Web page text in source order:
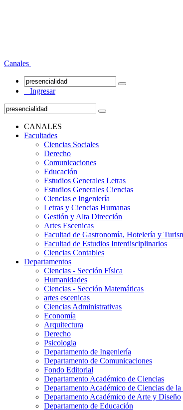
Canales
Ingresar
CANALES
Facultades
Ciencias Sociales
Derecho
Comunicaciones
Educación
Estudios Generales Letras
Estudios Generales Ciencias
Ciencias e Ingeniería
Letras y Ciencias Humanas
Gestión y Alta Dirección
Artes Escenicas
Facultad de Gastronomía, Hotelería y
Facultad de Estudios Interdisciplinarios
Ciencias Contables
Departamentos
Ciencias - Sección Física
Humanidades
Ciencias - Sección Matemáticas
artes escenicas
Ciencias Administrativas
Economía
Arquitectura
Derecho
Psicologia
Departamento de Ingeniería
Departamento de Comunicaciones
Fondo Editorial
Departamento Académico de Ciencias
Departamento Académico de Ciencias de la
Departamento Académico de Arte y Diseño
Departamento de Educación